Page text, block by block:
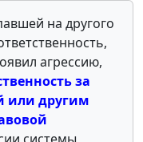
на другого
агрессию,
за
или другим